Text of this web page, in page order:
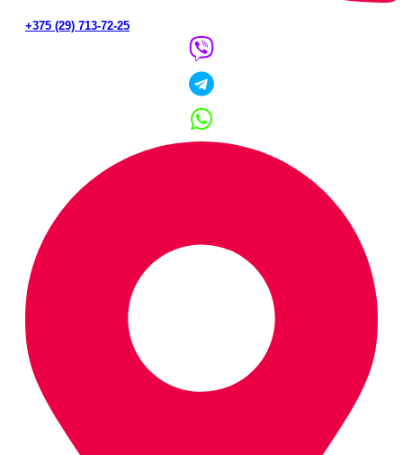
+375 (29) 713-72-25